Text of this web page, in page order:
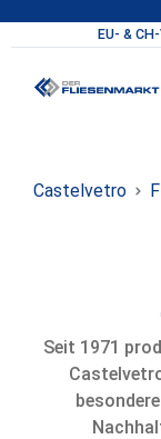
Zum Hauptinhalt
Castelvetro
Seit 1971